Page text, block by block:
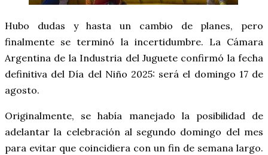
Hubo dudas y hasta un cambio de planes, pero
finalmente se terminó la incertidumbre. La Cámara
Argentina de la Industria del Juguete confirmó la fecha
definitiva del Día del Niño 2025: será el domingo 17 de
agosto.
Originalmente, se había manejado la posibilidad de
adelantar la celebración al segundo domingo del mes
para evitar que coincidiera con un fin de semana largo.